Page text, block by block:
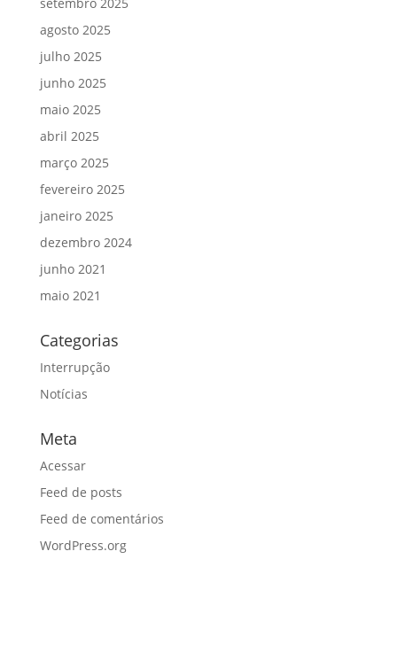
agosto 2025
julho 2025
junho 2025
maio 2025
abril 2025
março 2025
fevereiro 2025
janeiro 2025
dezembro 2024
junho 2021
maio 2021
Categorias
Interrupção
Notícias
Meta
Acessar
Feed de posts
Feed de comentários
WordPress.org